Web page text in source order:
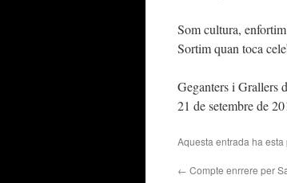
Som cultura,
Sortim quan toca
Geganters i Grallers
21 de setembre de
Aquesta entrada ha
← Compte enrrere per